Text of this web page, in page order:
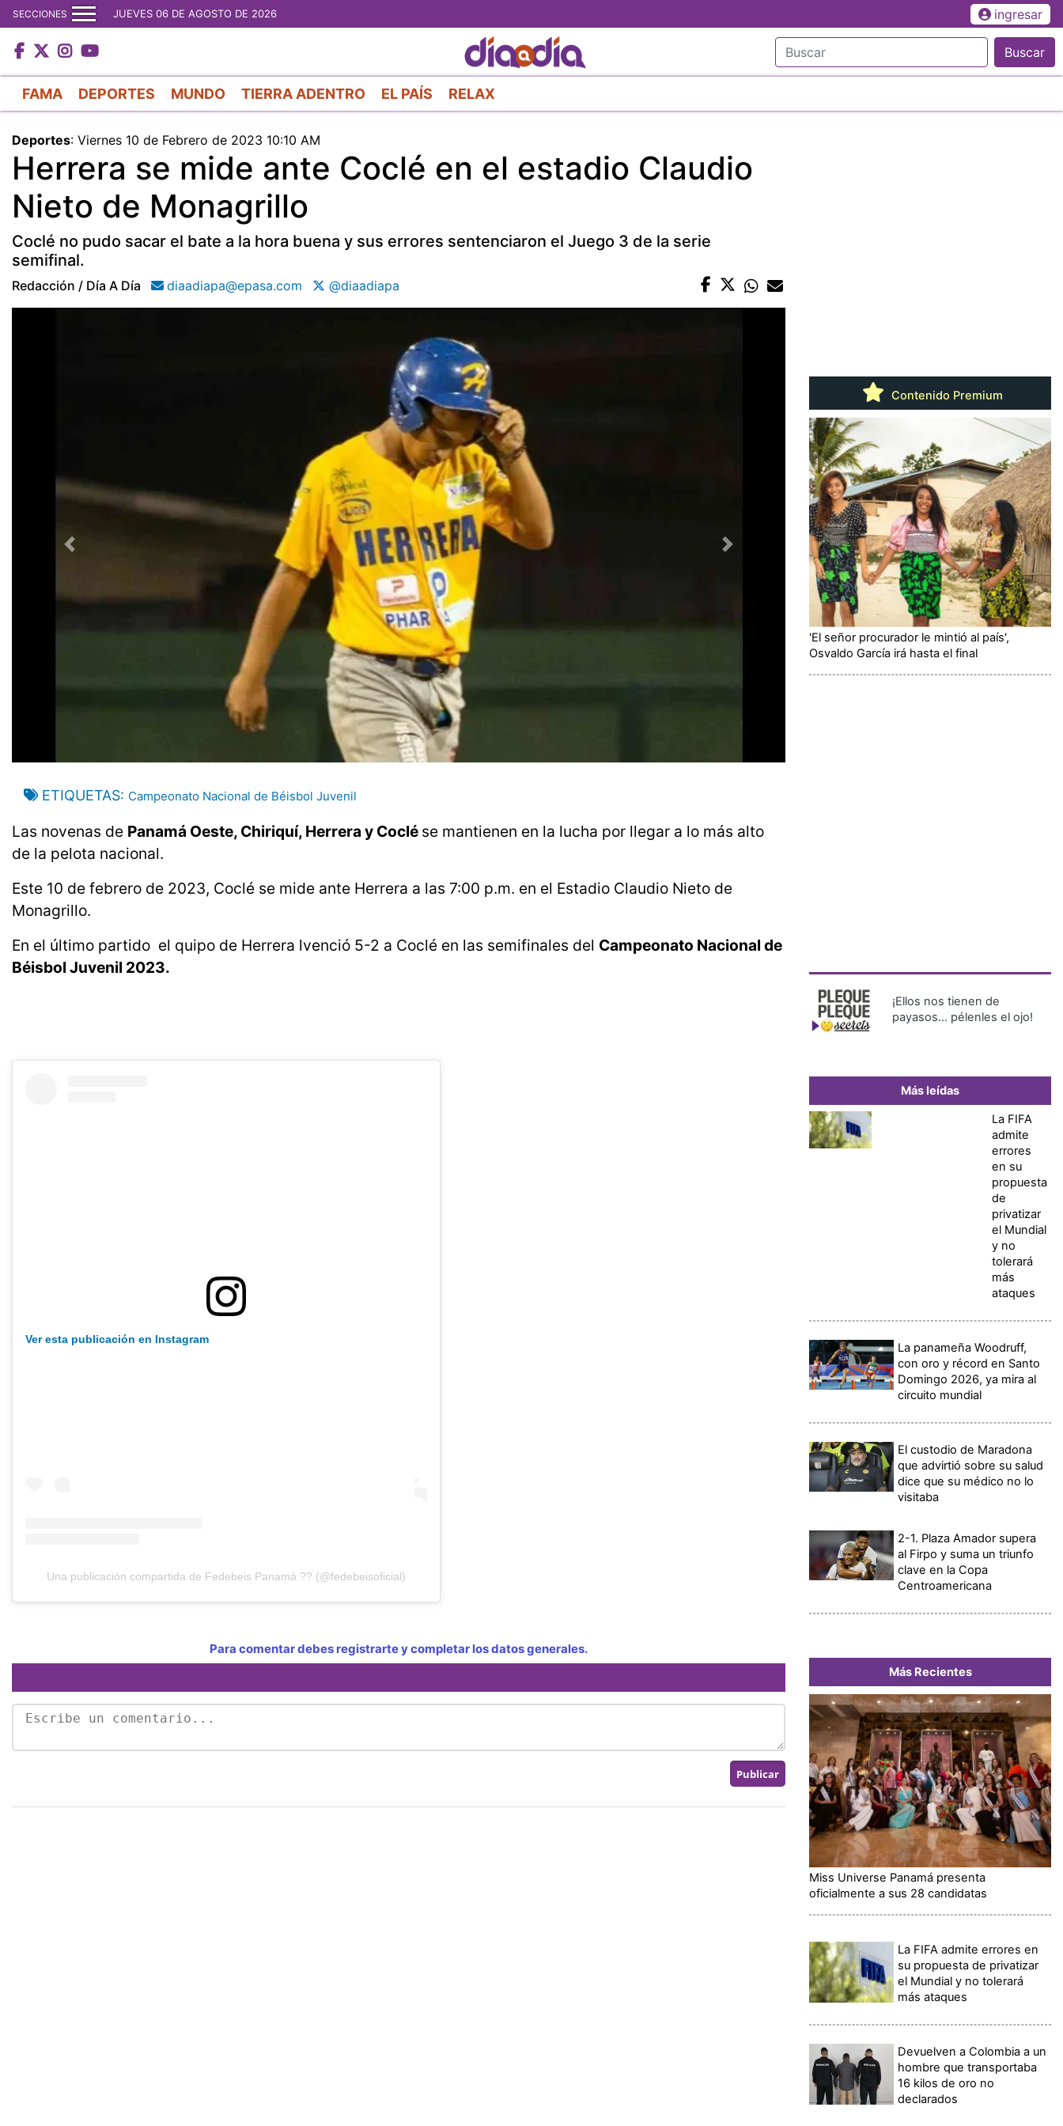
al
contenido
principal
SECCIONES JUEVES 06 DE AGOSTO DE 2026 ingresar
Buscar
FAMA DEPORTES MUNDO TIERRA ADENTRO EL PAÍS RELAX
Deportes: Viernes 10 de Febrero de 2023 10:10 AM
Herrera se mide ante Coclé en el estadio Claudio
Nieto de Monagrillo
Coclé no pudo sacar el bate a la hora buena y sus errores sentenciaron el Juego 3 de la serie
semifinal.
Redacción / Día A Día diaadiapa@epasa.com @diaadiapa
ETIQUETAS Campeonato Nacional de Béisbol Juvenil
Las novenas de Panamá Oeste, Chiriquí, Herrera y Coclé se mantienen en la lucha por llegar a lo más alto
de la pelota nacional.
Este 10 de febrero de 2023, Coclé se mide ante Herrera a las 7:00 p.m. en el Estadio Claudio Nieto de
Monagrillo.
En el último partido el quipo de Herrera lvenció 5-2 a Coclé en las semifinales del Campeonato Nacional de
Béisbol Juvenil 2023.
Ver esta publicación en Instagram
Una publicación compartida de Fedebeis Panamá ?? (@fedebeisoficial)
Para comentar debes registrarte y completar los datos generales.
Contenido Premium
'El señor procurador le mintió al país',
Osvaldo García irá hasta el final
¡Ellos nos tienen de
payasos… pélenles el ojo!
Más leídas
La FIFA
admite
errores
en su
propuesta
de
privatizar
el Mundial
y no
tolerará
más
ataques
La panameña Woodruff,
con oro y récord en Santo
Domingo 2026, ya mira al
circuito mundial
El custodio de Maradona
que advirtió sobre su salud
dice que su médico no lo
visitaba
2-1. Plaza Amador supera
al Firpo y suma un triunfo
clave en la Copa
Centroamericana
Más Recientes
Miss Universe Panamá presenta
oficialmente a sus 28 candidatas
La FIFA admite errores en
su propuesta de privatizar
el Mundial y no tolerará
más ataques
Devuelven a Colombia a un
hombre que transportaba
16 kilos de oro no
declarados